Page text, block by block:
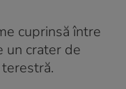
cuprinsă între
un crater de